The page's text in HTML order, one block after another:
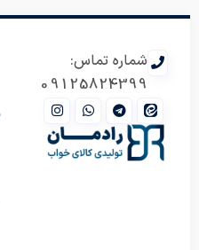
شماره تماس:
09125824399